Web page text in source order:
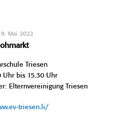
Mai 2022
Triesen
Uhr bis 15.30 Uhr
Elternvereinigung Triesen
triesen.li/